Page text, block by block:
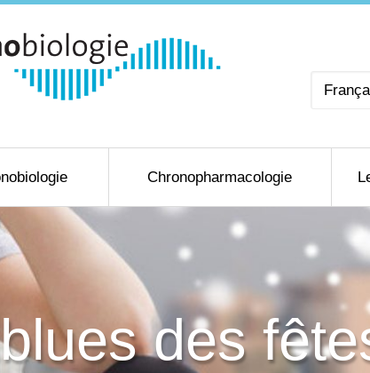
Choisir
Chronopharmacologie
des